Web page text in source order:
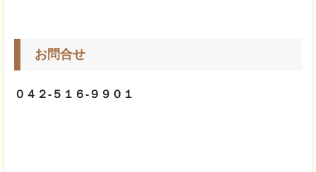
お問合せ
０４２-５１６-９９０１